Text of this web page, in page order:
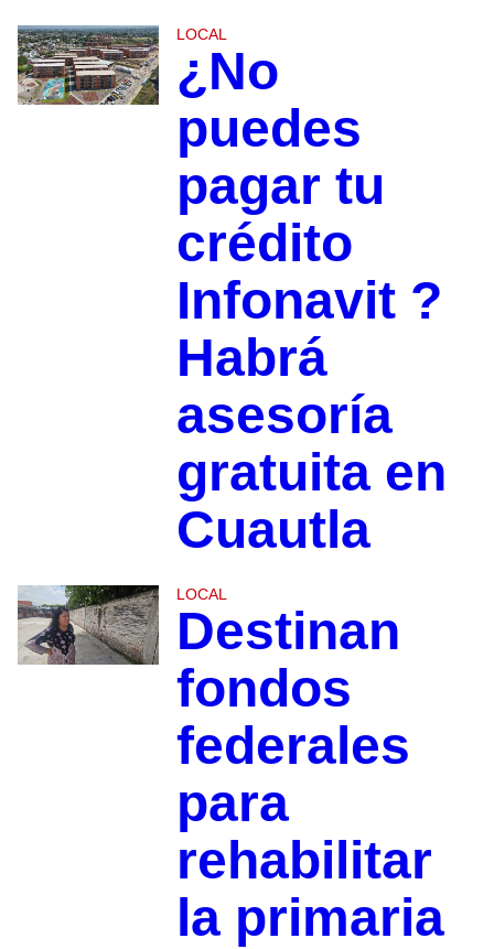
LOCAL
¿No
puedes
pagar tu
crédito
Infonavit ?
Habrá
asesoría
gratuita en
Cuautla
LOCAL
Destinan
fondos
federales
para
rehabilitar
la primaria